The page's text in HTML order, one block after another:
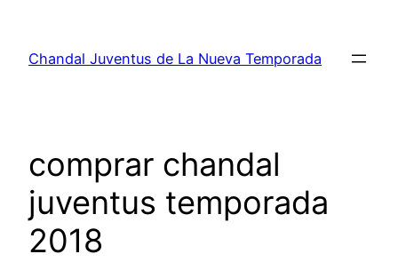
contenido
Chandal Juventus de La Nueva Temporada
comprar chandal
juventus temporada
2018